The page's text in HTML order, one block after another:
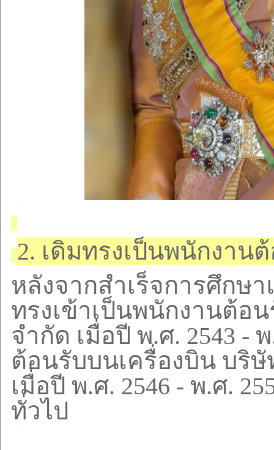
2. เดิมทรงเป็นพนักงาน
หลังจากสำเร็จการศึกษ
ทรงเข้าเป็นพนักงานต้อ
จำกัด เมื่อปี พ.ศ. 2543 -
ต้อนรับบนเครื่องบิน บริ
เมื่อปี พ.ศ. 2546 - พ.ศ.
ทั่วไป